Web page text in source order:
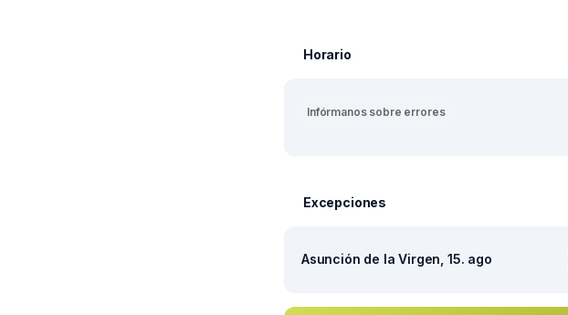
Horario
Infórmanos sobre errores
Excepciones
Asunción de la Virgen, 15. ago